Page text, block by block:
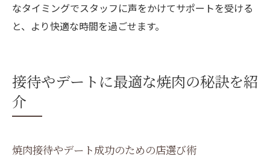
なタイミングでスタッフに声をかけてサポートを受ける
と、より快適な時間を過ごせます。
接待やデートに最適な焼肉の秘訣を紹
介
焼肉接待やデート成功のための店選び術